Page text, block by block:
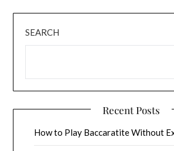
SEARCH
Recent Posts
How to Play Baccaratite Without